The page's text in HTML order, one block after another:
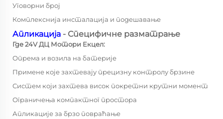
Уговорни број
Комплекснија инсталација и подешавање
Апликација - Специфичне разматрање
Где 24V ДЦ Мотори Екцел:
Опрема и возила на батерије
Примене које захтевају прецизну контролу брзине
Систем који захтева висок покретни крутни момент
Ограничења компактног простора
Апликације за брзо повраћање